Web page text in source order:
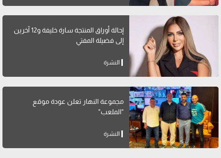
إحالة أوراق المنتجة سارة خليفة و12 آخرين
إلى فضيلة المفتي
النشرة
مجموعة النهار تعلن عودة موقع
"الملعب"
النشرة